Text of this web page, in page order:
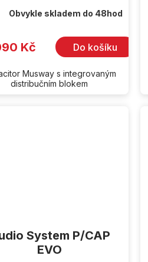
Obvykle skladem do 48hod
Kč Do košíku
Musway s integrovaným
distribučním blokem
System P/CAP
EVO